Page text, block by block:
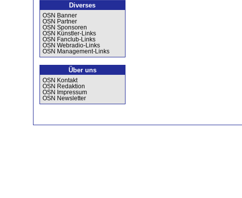
Diverses
OSN Banner
OSN Partner
OSN Sponsoren
OSN Künstler-Links
OSN Fanclub-Links
OSN Webradio-Links
OSN Management-Links
Über uns
OSN Kontakt
OSN Redaktion
OSN Impressum
OSN Newsletter